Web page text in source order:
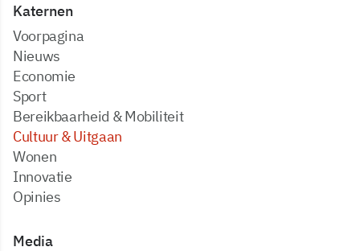
Katernen
Voorpagina
Nieuws
Economie
Sport
Bereikbaarheid & Mobiliteit
Cultuur & Uitgaan
Wonen
Innovatie
Opinies
Media